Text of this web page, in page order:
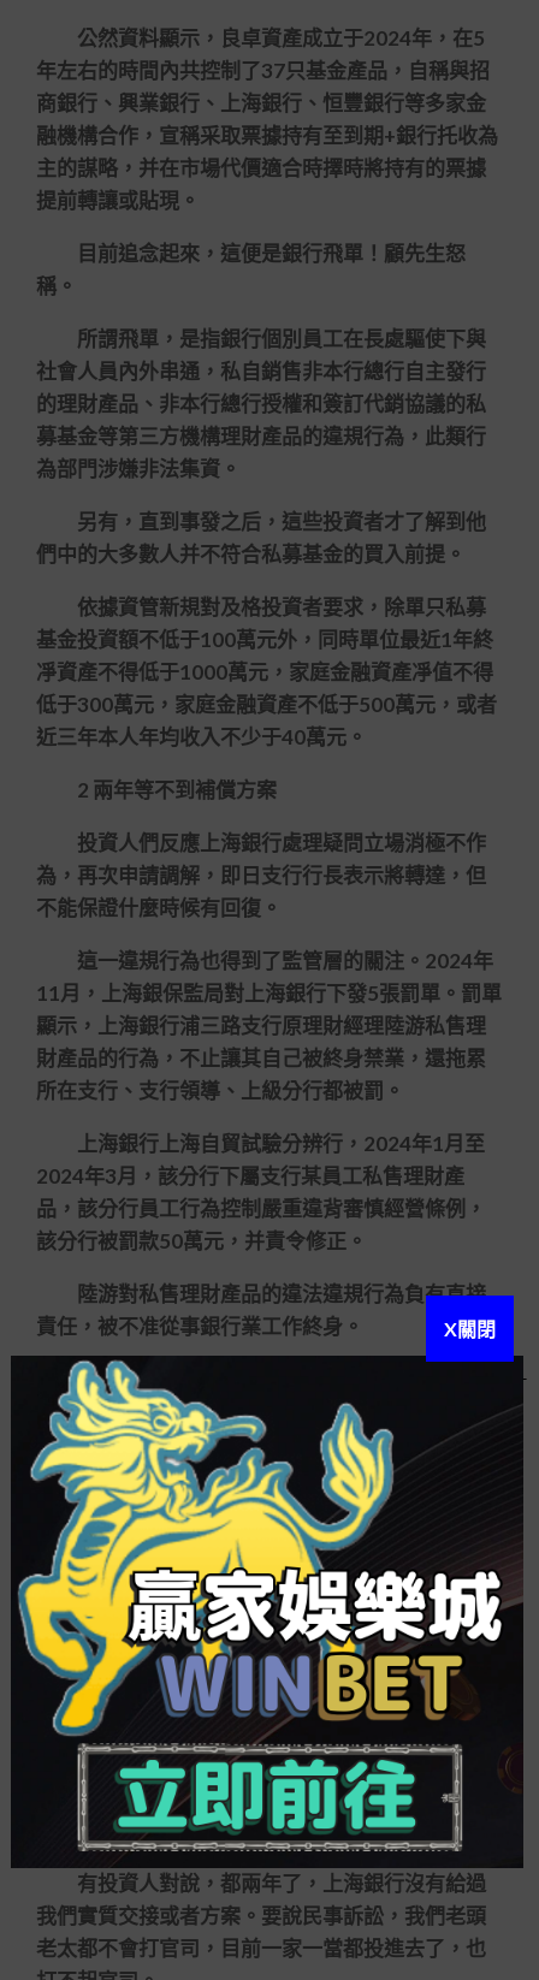
公然資料顯示，良卓資產成立于2024年，在5
年左右的時間內共控制了37只基金產品，自稱與招
商銀行、興業銀行、上海銀行、恒豐銀行等多家金
融機構合作，宣稱采取票據持有至到期+銀行托收為
主的謀略，并在市場代價適合時擇時將持有的票據
提前轉讓或貼現。
目前追念起來，這便是銀行飛單！顧先生怒
稱。
所謂飛單，是指銀行個別員工在長處驅使下與
社會人員內外串通，私自銷售非本行總行自主發行
的理財產品、非本行總行授權和簽訂代銷協議的私
募基金等第三方機構理財產品的違規行為，此類行
為部門涉嫌非法集資。
另有，直到事發之后，這些投資者才了解到他
們中的大多數人并不符合私募基金的買入前提。
依據資管新規對及格投資者要求，除單只私募
基金投資額不低于100萬元外，同時單位最近1年終
凈資產不得低于1000萬元，家庭金融資產凈值不得
低于300萬元，家庭金融資產不低于500萬元，或者
近三年本人年均收入不少于40萬元。
2 兩年等不到補償方案
投資人們反應上海銀行處理疑問立場消極不作
為，再次申請調解，即日支行行長表示將轉達，但
不能保證什麼時候有回復。
這一違規行為也得到了監管層的關注。2024年
11月，上海銀保監局對上海銀行下發5張罰單。罰單
顯示，上海銀行浦三路支行原理財經理陸游私售理
財產品的行為，不止讓其自己被終身禁業，還拖累
所在支行、支行領導、上級分行都被罰。
上海銀行上海自貿試驗分辨行，2024年1月至
2024年3月，該分行下屬支行某員工私售理財產
品，該分行員工行為控制嚴重違背審慎經營條例，
該分行被罰款50萬元，并責令修正。
陸游對私售理財產品的違法違規行為負有直接
責任，被不准從事銀行業工作終身。
上海銀行浦三路支行，因員工的上述違法違規
行為被罰款50萬元，并責令修正。池惠萍對員工的
上述違法違規行為負有直接手理責任，被警告。
罰單下發了，投資者們看到了一絲拿到補償款
的但願。但間隔相關私募基金爆雷快要兩年，他們
也沒等到上海銀行的補償方案。
2024年3月11日，幾位老人再次來到浦三路支
行討要補償方案。
我沒有權利給你們一個答復方案，我能做的便
是上報上級，催促回復，什麼時候回復我也不能保
證。但直到上一次查問，上級答復還是沒有一個確
認方案。假如想要補償的話，分行發起你們走民事
訴訟流程。在即日現場，浦三路支行行長回應稱。
有投資人對說，都兩年了，上海銀行沒有給過
我們實質交接或者方案。要說民事訴訟，我們老頭
老太都不會打官司，目前一家一當都投進去了，也
X關閉